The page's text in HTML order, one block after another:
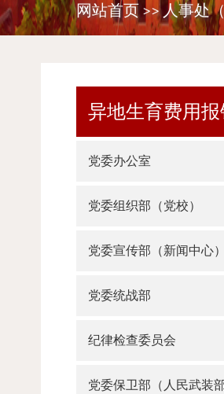
网站首页 >>人事处
异地生育费用报
党委办公室
党委组织部（党校）
党委宣传部（新闻中心）
党委统战部
纪律检查委员会
党委保卫部（人民武装部